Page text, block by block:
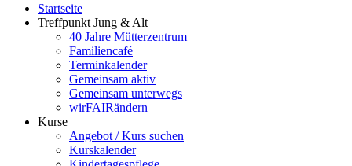
Startseite
Treffpunkt Jung & Alt
40 Jahre Mütterzentrum
Familiencafé
Terminkalender
Gemeinsam aktiv
Gemeinsam unterwegs
wirFAIRändern
Kurse
Angebot / Kurs suchen
Kurskalender